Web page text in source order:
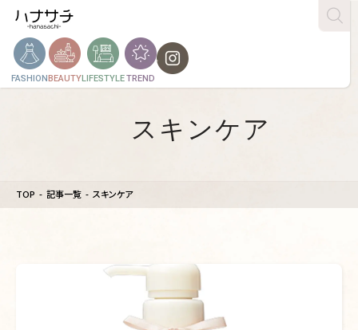
FASHIONBEAUTYLIFESTYLETREND
スキンケア
TOP 記事一覧 スキンケア